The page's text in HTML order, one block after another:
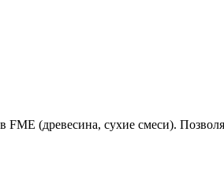
(древесина, сухие смеси).